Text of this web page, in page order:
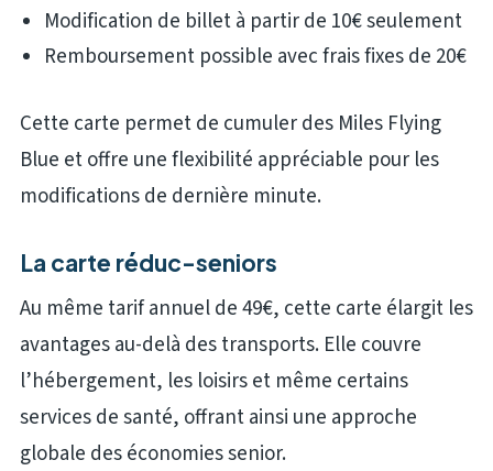
Modification de billet à partir de 10€ seulement
Remboursement possible avec frais fixes de 20€
Cette carte permet de cumuler des Miles Flying
Blue et offre une flexibilité appréciable pour les
modifications de dernière minute.
La carte réduc-seniors
Au même tarif annuel de 49€, cette carte élargit les
avantages au-delà des transports. Elle couvre
l’hébergement, les loisirs et même certains
services de santé, offrant ainsi une approche
globale des économies senior.